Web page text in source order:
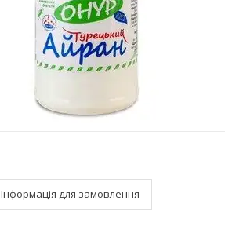
Інформація для замовлення